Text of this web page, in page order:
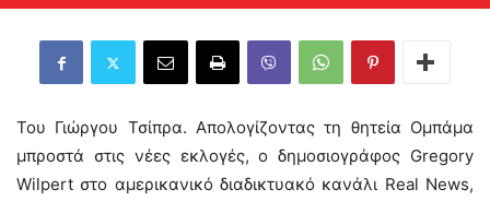
Του Γιώργου Τσίπρα. Απολογίζοντας τη θητεία Ομπάμα
μπροστά στις νέες εκλογές, ο δημοσιογράφος Gregory
Wilpert στο αμερικανικό διαδικτυακό κανάλι Real News,